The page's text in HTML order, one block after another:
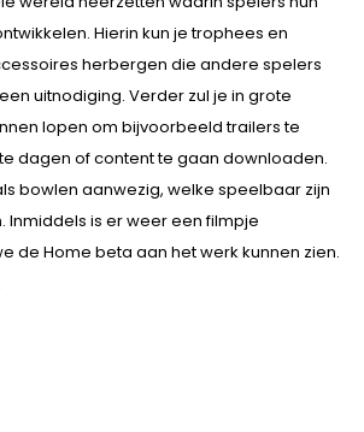
Hierin kun je trophees en
herbergen die andere spelers
uitnodiging. Verder zul je in grote
lopen om bijvoorbeeld trailers te
dagen of content te gaan downloaden.
bowlen aanwezig, welke speelbaar zijn
Inmiddels is er weer een filmpje
de Home beta aan het werk kunnen zien.